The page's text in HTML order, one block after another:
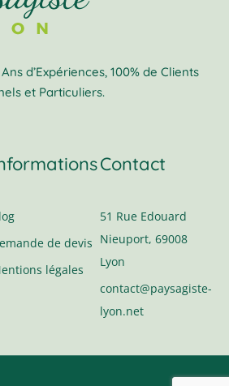
d’Expériences, 100% de Clients
et Particuliers.
de devis
légales
Contact
51 Rue Edouard
Nieuport, 69008
Lyon
contact@paysagiste-
lyon.net